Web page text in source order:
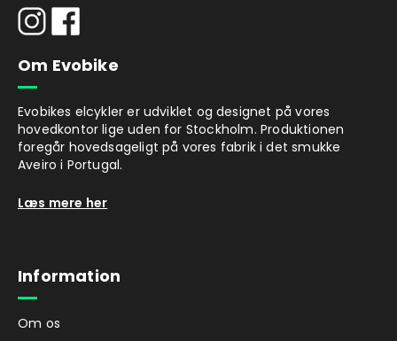
Om Evobike
Evobikes elcykler er udviklet og designet på vores
hovedkontor lige uden for Stockholm. Produktionen
foregår hovedsageligt på vores fabrik i det smukke
Aveiro i Portugal.
Læs mere her
Information
Om os